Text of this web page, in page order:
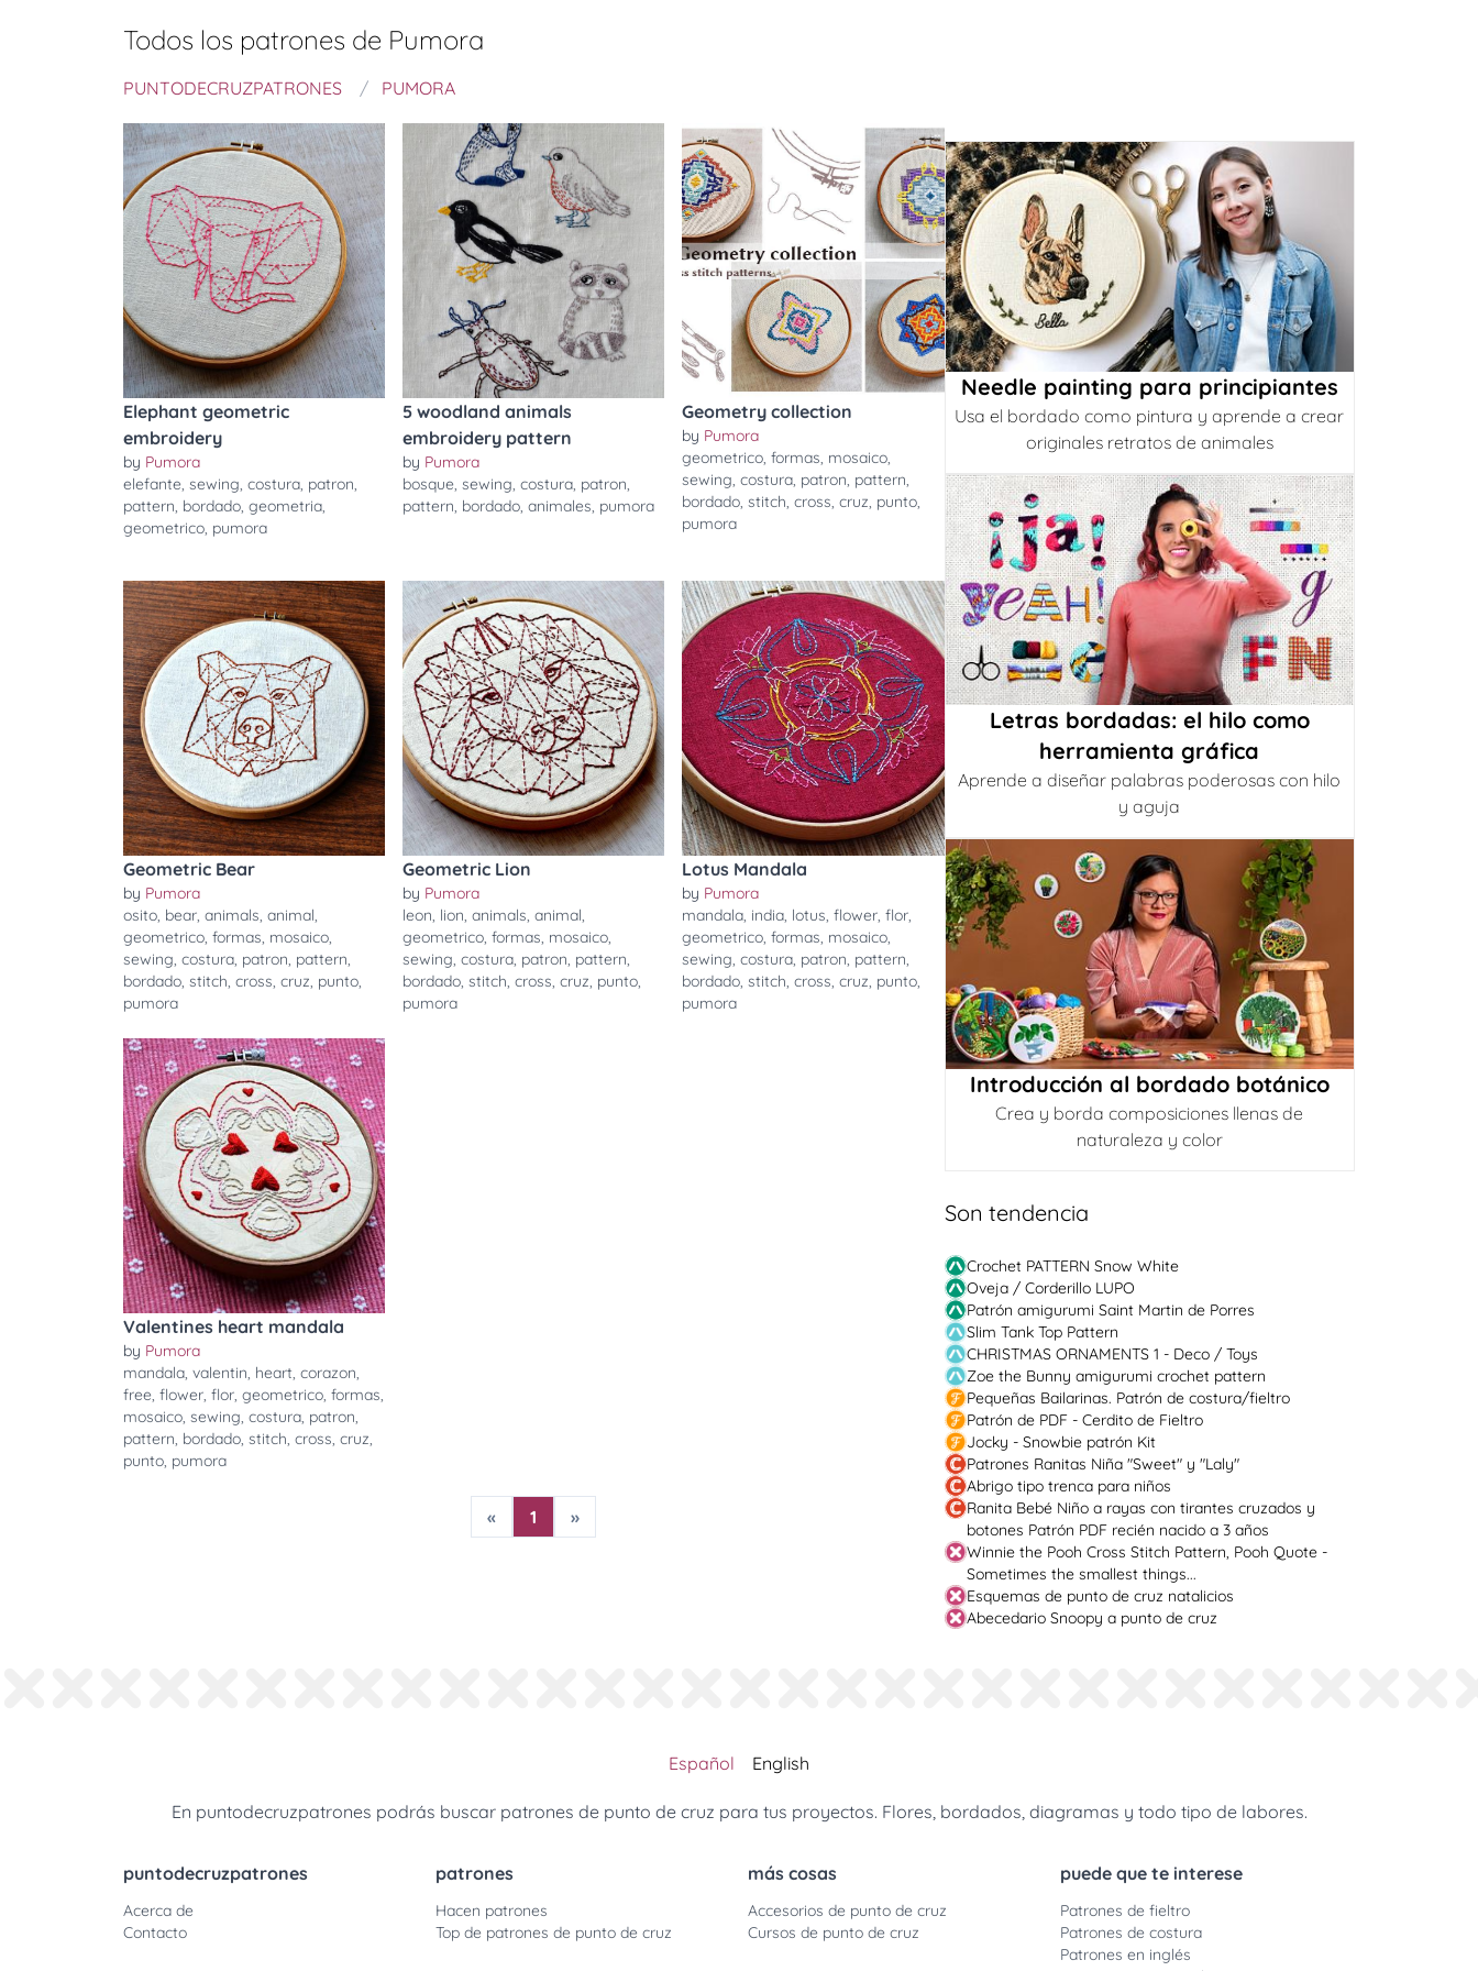
Todos los patrones de Pumora
PUNTODECRUZPATRONES PUMORA
Elephant geometric
embroidery
by Pumora
elefante, sewing, costura, patron,
pattern, bordado, geometria,
geometrico, pumora
5 woodland animals
embroidery pattern
by Pumora
bosque,sewing,costura, patron,
pattern, bordado,animales, pumora
Geometry collection
by Pumora
geometrico,formas, mosaico,
sewing,costura, patron, pattern,
bordado,stitch,cross,cruz, punto,
pumora
Geometric Bear
by Pumora
osito, bear, animals, animal,
geometrico, formas, mosaico,
sewing, costura, patron, pattern,
bordado, stitch, cross, cruz, punto,
pumora
Geometric Lion
by Pumora
leon, lion,animals,animal,
geometrico,formas, mosaico,
sewing,costura, patron, pattern,
bordado,stitch,cross,cruz, punto,
pumora
Lotus Mandala
by Pumora
mandala, india, lotus,flower,flor,
geometrico,formas, mosaico,
sewing,costura, patron, pattern,
bordado,stitch,cross,cruz, punto,
pumora
Valentines heart mandala
by Pumora
mandala, valentin, heart, corazon,
free, flower, flor, geometrico, formas,
mosaico, sewing, costura, patron,
pattern, bordado, stitch, cross, cruz,
punto, pumora
« 1 »
Needle painting para principiantes
Usa el bordado como pintura y aprende a crear
originales retratos de animales
Letras bordadas: el hilo como
herramienta gráfica
Aprende a diseñar palabras poderosas con hilo
y aguja
Introducción al bordado botánico
Crea y borda composiciones llenas de
naturaleza y color
Son tendencia
Crochet PATTERN Snow White
Oveja / Corderillo LUPO
Patrón amigurumi Saint Martin de Porres
Slim Tank Top Pattern
CHRISTMAS ORNAMENTS 1 - Deco / Toys
Zoe the Bunny amigurumi crochet pattern
Pequeñas Bailarinas. Patrón de costura/fieltro
Patrón de PDF - Cerdito de Fieltro
Jocky - Snowbie patrón Kit
Patrones Ranitas Niña "Sweet" y "Laly"
Abrigo tipo trenca para niños
Ranita Bebé Niño a rayas con tirantes cruzados y
botones Patrón PDF recién nacido a 3 años
Winnie the Pooh Cross Stitch Pattern, Pooh Quote -
Sometimes the smallest things...
Esquemas de punto de cruz natalicios
Abecedario Snoopy a punto de cruz
Español English
En puntodecruzpatrones podrás buscar patrones de punto de cruz para tus proyectos. Flores, bordados, diagramas y todo tipo de labores.
puntodecruzpatrones
Acerca de
Contacto
patrones
Hacen patrones
Top de patrones de punto de cruz
más cosas
Accesorios de punto de cruz
Cursos de punto de cruz
puede que te interese
Patrones de fieltro
Patrones de costura
Patrones en inglés